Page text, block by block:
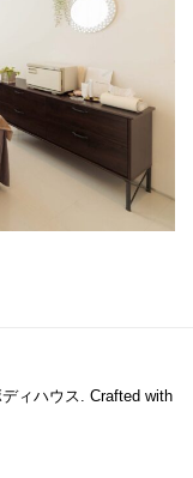
ィハウス. Crafted with